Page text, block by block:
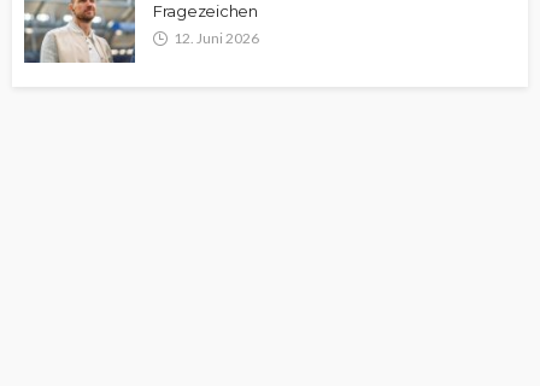
Fragezeichen
12. Juni 2026